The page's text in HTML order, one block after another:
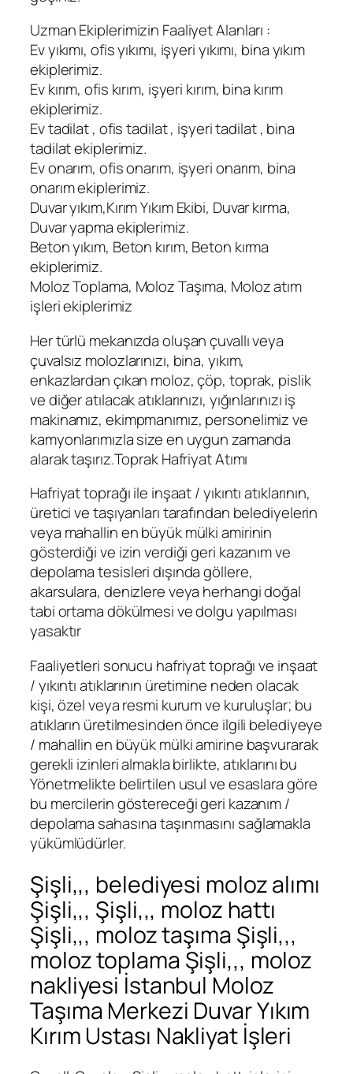
Uzman Ekiplerimizin Faaliyet Alanları :
Ev yıkımı, ofis yıkımı, işyeri yıkımı, bina yıkım
ekiplerimiz.
Ev kırım, ofis kırım, işyeri kırım, bina kırım
ekiplerimiz.
Ev tadilat , ofis tadilat , işyeri tadilat , bina
tadilat ekiplerimiz.
Ev onarım, ofis onarım, işyeri onarım, bina
onarım ekiplerimiz.
Duvar yıkım,Kırım Yıkım Ekibi, Duvar kırma,
Duvar yapma ekiplerimiz.
Beton yıkım, Beton kırım, Beton kırma
ekiplerimiz.
Moloz Toplama, Moloz Taşıma, Moloz atım
işleri ekiplerimiz
Her türlü mekanızda oluşan çuvallı veya
çuvalsız molozlarınızı, bina, yıkım,
enkazlardan çıkan moloz, çöp, toprak, pislik
ve diğer atılacak atıklarınızı, yığınlarınızı iş
makinamız, ekimpmanımız, personelimiz ve
kamyonlarımızla size en uygun zamanda
alarak taşırız.Toprak Hafriyat Atımı
Hafriyat toprağı ile inşaat / yıkıntı atıklarının,
üretici ve taşıyanları tarafından belediyelerin
veya mahallin en büyük mülki amirinin
gösterdiği ve izin verdiği geri kazanım ve
depolama tesisleri dışında göllere,
akarsulara, denizlere veya herhangi doğal
tabi ortama dökülmesi ve dolgu yapılması
yasaktır
Faaliyetleri sonucu hafriyat toprağı ve inşaat
/ yıkıntı atıklarının üretimine neden olacak
kişi, özel veya resmi kurum ve kuruluşlar; bu
atıkların üretilmesinden önce ilgili belediyeye
/ mahallin en büyük mülki amirine başvurarak
gerekli izinleri almakla birlikte, atıklarını bu
Yönetmelikte belirtilen usul ve esaslara göre
bu mercilerin göstereceği geri kazanım /
depolama sahasına taşınmasını sağlamakla
yükümlüdürler.
Şişli,,, belediyesi moloz alımı
Şişli,,, Şişli,,, moloz hattı
Şişli,,, moloz taşıma Şişli,,,
moloz toplama Şişli,,, moloz
nakliyesi İstanbul Moloz
Taşıma Merkezi Duvar Yıkım
Kırım Ustası Nakliyat İşleri